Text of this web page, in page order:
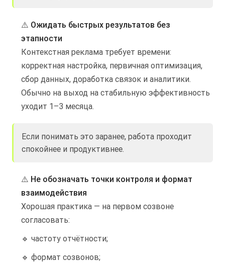
⚠️ Ожидать быстрых результатов без
этапности
Контекстная реклама требует времени:
корректная настройка, первичная оптимизация,
сбор данных, доработка связок и аналитики.
Обычно на выход на стабильную эффективность
уходит 1–3 месяца.
Если понимать это заранее, работа проходит
спокойнее и продуктивнее.
⚠️ Не обозначать точки контроля и формат
взаимодействия
Хорошая практика — на первом созвоне
согласовать:
🔹 частоту отчётности;
🔹 формат созвонов;